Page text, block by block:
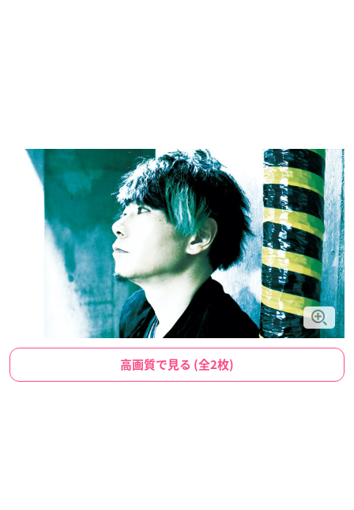
高画質で見る (全2枚)